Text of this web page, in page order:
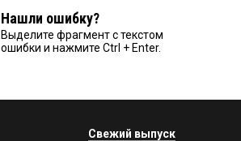
Нашли ошибку?
Выделите фрагмент с текстом
ошибки и нажмите Ctrl + Enter.
Свежий выпуск